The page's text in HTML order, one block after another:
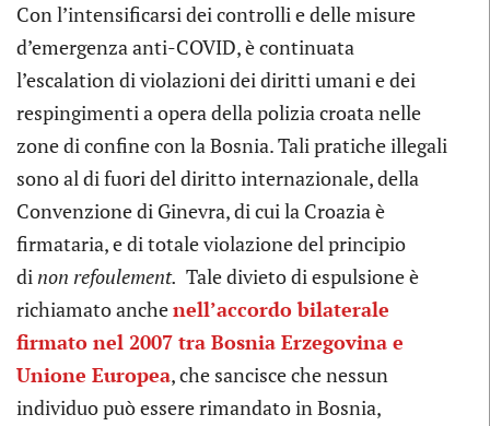
Con l’intensificarsi dei controlli e delle misure
d’emergenza anti-COVID, è continuata
l’escalation di violazioni dei diritti umani e dei
respingimenti a opera della polizia croata nelle
zone di confine con la Bosnia. Tali pratiche illegali
sono al di fuori del diritto internazionale, della
Convenzione di Ginevra, di cui la Croazia è
firmataria, e di totale violazione del principio
dinon refoulement. Tale divieto di espulsione è
richiamato anchenell’accordo bilaterale
firmato nel 2007 tra Bosnia Erzegovina e
Unione Europea, che sancisce che nessun
individuo può essere rimandato in Bosnia,